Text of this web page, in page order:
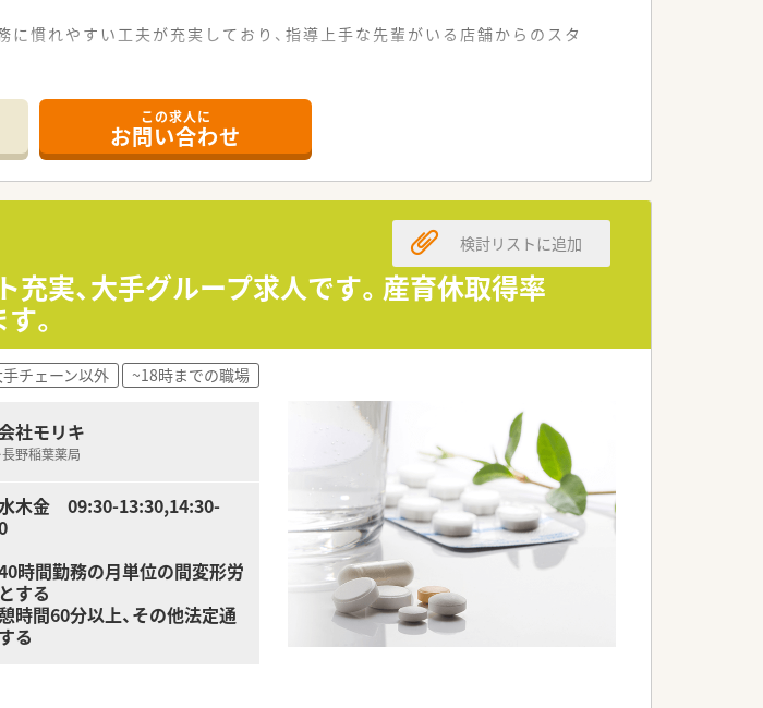
慣れやすい工夫が充実しており、指導上手な先輩がいる店舗からのスタ
マイカー通勤が可能で毎日の通勤も快適です。
特化した専門的な知識を深く学べる環境です。
地域の医療ニーズに貢献できる店舗となります。
から580万円とご経験に応じて決定されます。
としての基本的なスキルを存分に発揮できます。
張りがしっかりと収入に還元される給与体系です。
場所を覚える負担が少なく安心して業務に取り組めます。
剤業務が効率よく行えるよう工夫が凝らされています。
で温かい雰囲気があり馴染みやすい職場環境です。
この求人に
お問い合わせ
充実、大手グループ求人です。産育休取得率
。
検討リストに追加
手チェーン以外 ~18時までの職場
社モリキ
野稲葉薬局
木金 09:30-13:30,14:30-
時間勤務の月単位の間変形労
する
時間60分以上、その他法定通
る